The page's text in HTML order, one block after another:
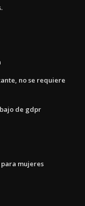
no se requiere
de gdpr
para mujeres